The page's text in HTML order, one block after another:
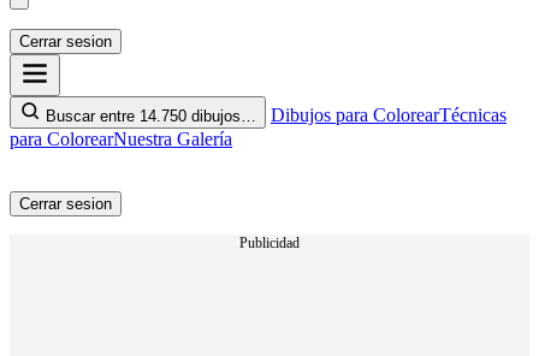
Cerrar sesion
Buscar entre 14.750 dibujos… Dibujos para ColorearTécnicas
para ColorearNuestra Galería
Cerrar sesion
Publicidad